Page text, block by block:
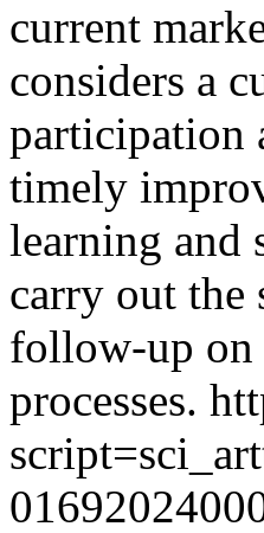
current
considers a
participation
timely
learning and
carry out the
follow-up on
processes.